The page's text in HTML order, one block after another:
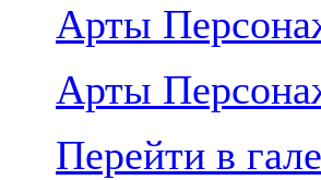
Арты
Арты
Перейти в